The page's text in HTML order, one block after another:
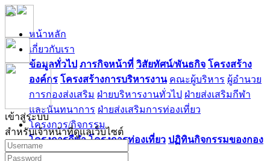
เข้าสู่ระบบ
สำหรับเจ้าหน้าที่ดูแลเว็บไซต์
หน้าหลัก
เกี่ยวกับเรา
ข้อมูลทั่วไป ภารกิจหน้าที่ วิสัยทัศน์/พันธกิจ โครงสร้าง
องค์กร โครงสร้างการบริหารงาน คณะผู้บริหาร ผู้อำนวย
การกองส่งเสริม ฝ่ายบริหารงานทั่วไป ฝ่ายส่งเสริมกีฬา
และนันทนาการ ฝ่ายส่งเสริมการท่องเที่ยว
โครงการ/กิจกรรม
โครงการกีฬา โครงการท่องเที่ยว ปฏิทินกิจกรรมของกอง
ท่องเที่ยว